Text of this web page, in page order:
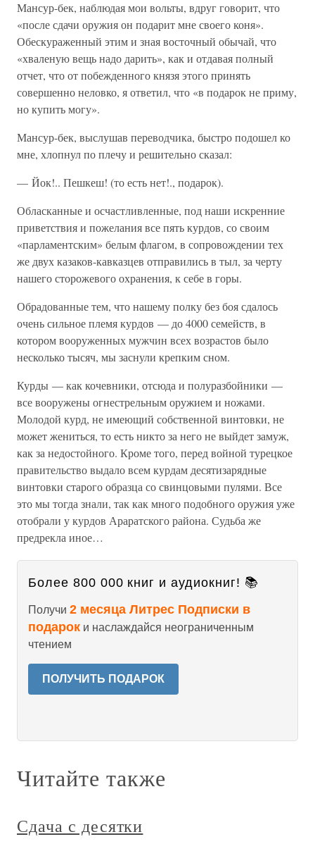
Мансур-бек, наблюдая мои вольты, вдруг говорит, что
«после сдачи оружия он подарит мне своего коня».
Обескураженный этим и зная восточный обычай, что
«хваленую вещь надо дарить», как и отдавая полный
отчет, что от побежденного князя этого принять
совершенно неловко, я ответил, что «в подарок не приму,
но купить могу».
Мансур-бек, выслушав переводчика, быстро подошел ко
мне, хлопнул по плечу и решительно сказал:
— Йок!.. Пешкеш! (то есть нет!., подарок).
Обласканные и осчастливленные, под наши искренние
приветствия и пожелания все пять курдов, со своим
«парламентским» белым флагом, в сопровождении тех
же двух казаков-кавказцев отправились в тыл, за черту
нашего сторожевого охранения, к себе в горы.
Обрадованные тем, что нашему полку без боя сдалось
очень сильное племя курдов — до 4000 семейств, в
котором вооруженных мужчин всех возрастов было
несколько тысяч, мы заснули крепким сном.
Курды — как кочевники, отсюда и полуразбойники —
все вооружены огнестрельным оружием и ножами.
Молодой курд, не имеющий собственной винтовки, не
может жениться, то есть никто за него не выйдет замуж,
как за недостойного. Кроме того, перед войной турецкое
правительство выдало всем курдам десятизарядные
винтовки старого образца со свинцовыми пулями. Все
это мы тогда знали, так как много подобного оружия уже
отобрали у курдов Араратского района. Судьба же
предрекла иное…
Более 800 000 книг и аудиокниг! 📚
Получи 2 месяца Литрес Подписки в
подарок и наслаждайся неограниченным
чтением
ПОЛУЧИТЬ ПОДАРОК
Читайте также
Сдача с десятки